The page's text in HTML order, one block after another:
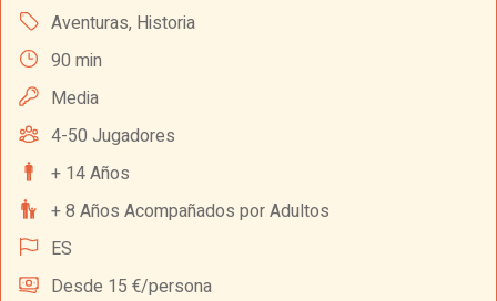
Aventuras, Historia
90 min
Media
4-50 Jugadores
+ 14 Años
+ 8 Años Acompañados por Adultos
ES
Desde 15 €/persona